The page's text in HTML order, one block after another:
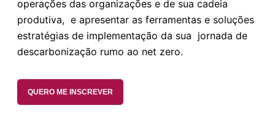
operações das organizações e de sua cadeia
produtiva, e apresentar as ferramentas e soluções
estratégias de implementação da sua jornada de
descarbonização rumo ao net zero.
QUERO ME INSCREVER